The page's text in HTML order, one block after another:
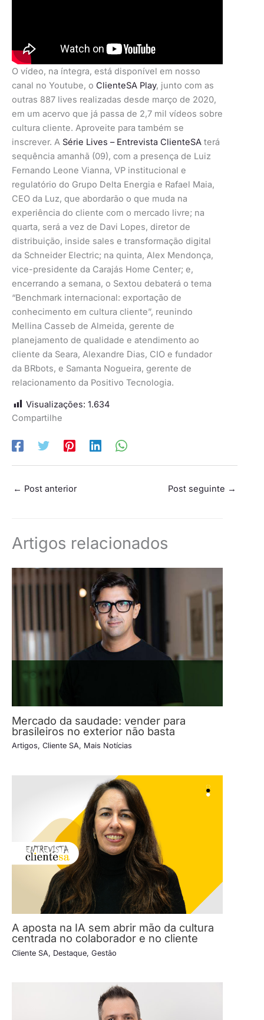
O vídeo, na íntegra, está disponível em nosso
canal no Youtube, o ClienteSA Play, junto com as
outras 887 lives realizadas desde março de 2020,
em um acervo que já passa de 2,7 mil vídeos sobre
cultura cliente. Aproveite para também se
inscrever. A Série Lives – Entrevista ClienteSA terá
sequência amanhã (09), com a presença de Luiz
Fernando Leone Vianna, VP institucional e
regulatório do Grupo Delta Energia e Rafael Maia,
CEO da Luz, que abordarão o que muda na
experiência do cliente com o mercado livre; na
quarta, será a vez de Davi Lopes, diretor de
distribuição, inside sales e transformação digital
da Schneider Electric; na quinta, Alex Mendonça,
vice-presidente da Carajás Home Center; e,
encerrando a semana, o Sextou debaterá o tema
“Benchmark internacional: exportação de
conhecimento em cultura cliente”, reunindo
Mellina Casseb de Almeida, gerente de
planejamento de qualidade e atendimento ao
cliente da Seara, Alexandre Dias, CIO e fundador
da BRbots, e Samanta Nogueira, gerente de
relacionamento da Positivo Tecnologia.
Visualizações: 1.634
Compartilhe
← Post anterior Post seguinte →
Artigos relacionados
Mercado da saudade: vender para
brasileiros no exterior não basta
Artigos, Cliente SA, Mais Notícias
A aposta na IA sem abrir mão da cultura
centrada no colaborador e no cliente
Cliente SA, Destaque, Gestão